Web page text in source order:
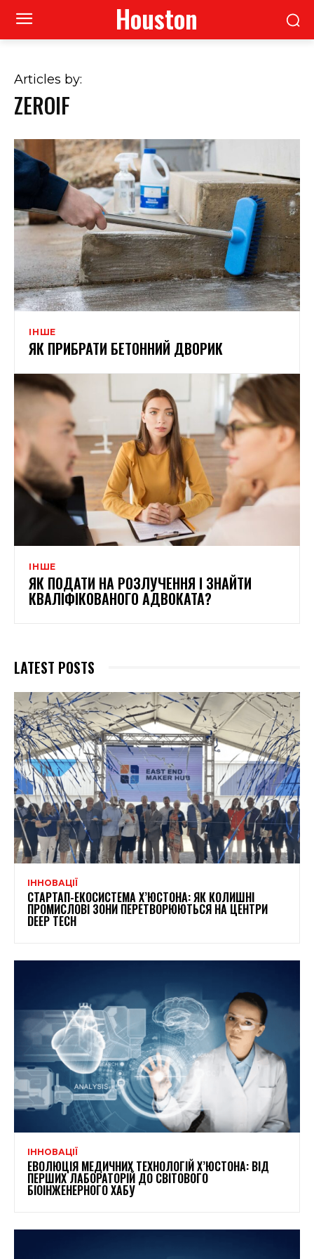
Houston
Articles by:
ZEROIF
ІНШЕ
ЯК ПРИБРАТИ БЕТОННИЙ ДВОРИК
ІНШЕ
ЯК ПОДАТИ НА РОЗЛУЧЕННЯ І ЗНАЙТИ
КВАЛІФІКОВАНОГО АДВОКАТА?
LATEST POSTS
ІННОВАЦІЇ
СТАРТАП-ЕКОСИСТЕМА Х’ЮСТОНА: ЯК КОЛИШНІ
ПРОМИСЛОВІ ЗОНИ ПЕРЕТВОРЮЮТЬСЯ НА ЦЕНТРИ
DEEP TECH
ІННОВАЦІЇ
ЕВОЛЮЦІЯ МЕДИЧНИХ ТЕХНОЛОГІЙ Х’ЮСТОНА: ВІД
ПЕРШИХ ЛАБОРАТОРІЙ ДО СВІТОВОГО
БІОІНЖЕНЕРНОГО ХАБУ